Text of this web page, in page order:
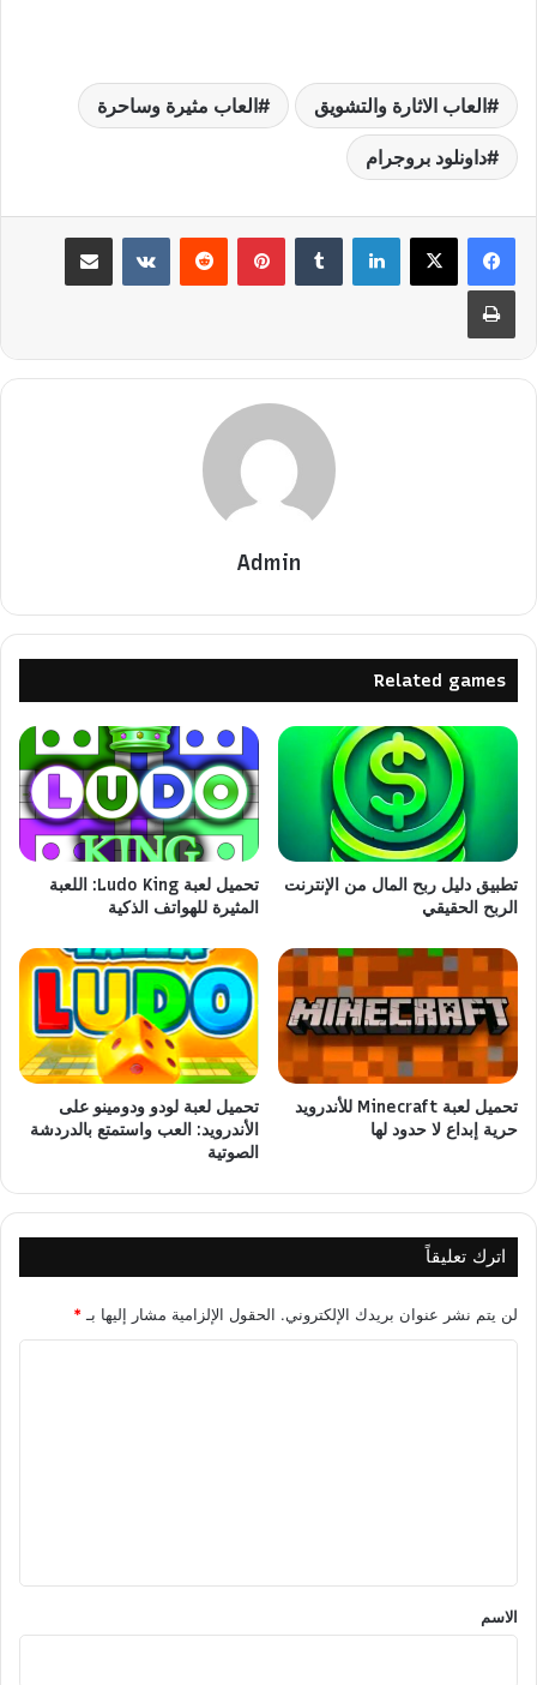
العاب الاثارة والتشويق العاب مثيرة وساحرة
داونلود بروجرام
لينكدإن بينتيريست مشاركة عبر البريد
طباعة
Admin
Related games
تطبيق دليل ربح المال من الإنترنت
الربح الحقيقي
تحميل لعبة Ludo King: اللعبة
المثيرة للهواتف الذكية
تحميل لعبة Minecraft للأندرويد
حرية إبداع لا حدود لها
تحميل لعبة لودو ودومينو على
الأندرويد: العب واستمتع بالدردشة
الصوتية
اترك تعليقاً
لن يتم نشر عنوان بريدك الإلكتروني. الحقول الإلزامية مشار إليها بـ *
*
الاسم